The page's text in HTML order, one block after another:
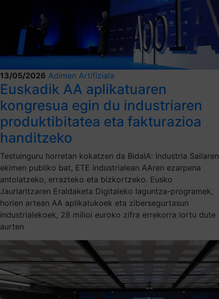
13/05/2026 Adimen Artifiziala
Euskadik AA aplikatuaren
kongresua egin du industriaren
produktibitatea eta fakturazioa
handitzeko
Testuinguru horretan kokatzen da BidaIA: Industria Sailaren
ekimen publiko bat, ETE industrialean AAren ezarpena
antolatzeko, errazteko eta bizkortzeko. Eusko
Jaurlaritzaren Eraldaketa Digitaleko laguntza-programek,
horien artean AA aplikatukoek eta zibersegurtasun
industrialekoek, 28 milioi euroko zifra errekorra lortu dute
aurten